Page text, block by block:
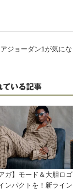
ジョーダン1が気にな
ている記事
ガ】モード＆大胆ロゴ
ンパクトを！新ライン